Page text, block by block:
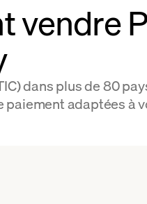
vendre
dans plus de 80
adaptées à